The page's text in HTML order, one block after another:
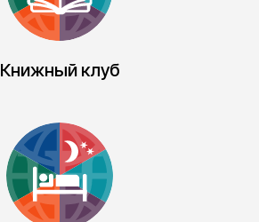
Книжный клуб